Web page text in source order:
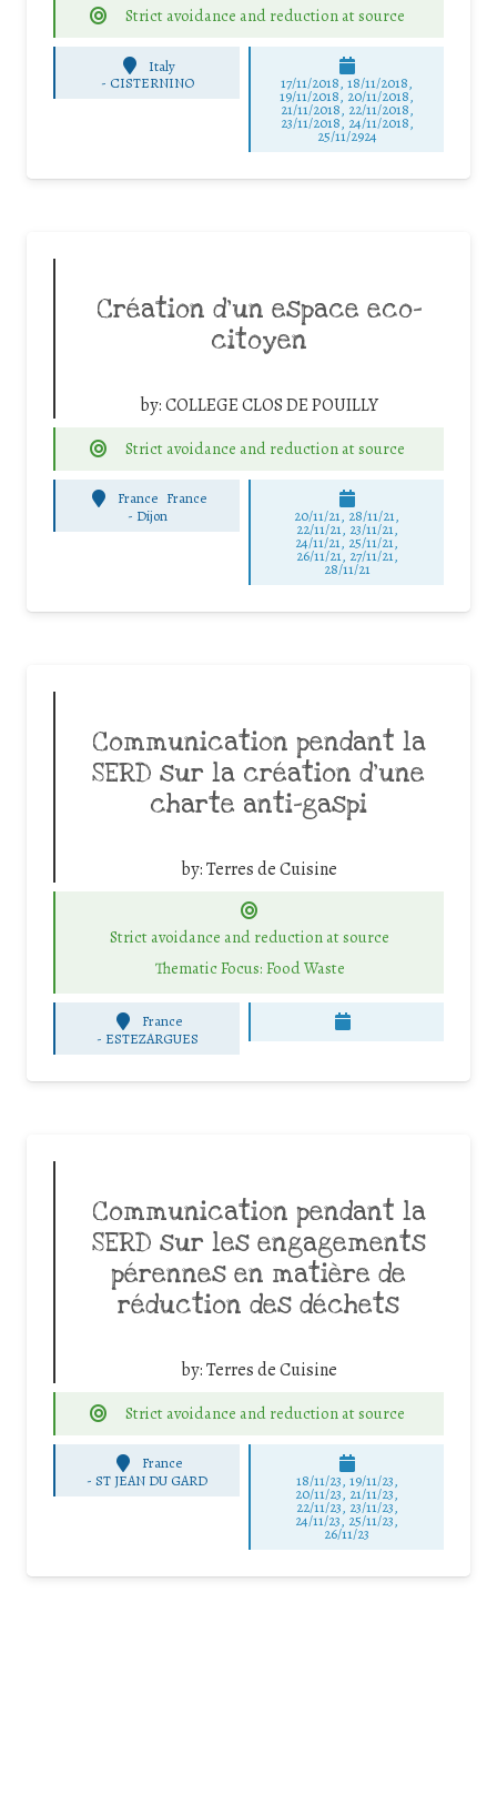
Strict avoidance and reduction at source
Italy
- CISTERNINO 17/11/2018, 18/11/2018,
19/11/2018, 20/11/2018,
21/11/2018, 22/11/2018,
23/11/2018, 24/11/2018,
25/11/2924
Création d’un espace eco-
citoyen
by:COLLEGE CLOS DE POUILLY
Strict avoidance and reduction at source
France France
- Dijon 20/11/21, 28/11/21,
22/11/21, 23/11/21,
24/11/21, 25/11/21,
26/11/21, 27/11/21,
28/11/21
Communication pendant la
SERD sur la création d’une
charte anti-gaspi
by:Terres de Cuisine
Strict avoidance and reduction at source
Thematic Focus: Food Waste
France
- ESTEZARGUES
Communication pendant la
SERD sur les engagements
pérennes en matière de
réduction des déchets
by:Terres de Cuisine
Strict avoidance and reduction at source
France
-ST JEAN DU GARD 18/11/23, 19/11/23,
20/11/23, 21/11/23,
22/11/23, 23/11/23,
24/11/23, 25/11/23,
26/11/23